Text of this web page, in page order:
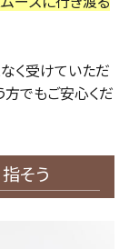
く受けていただ
方でもご安心くだ
そう